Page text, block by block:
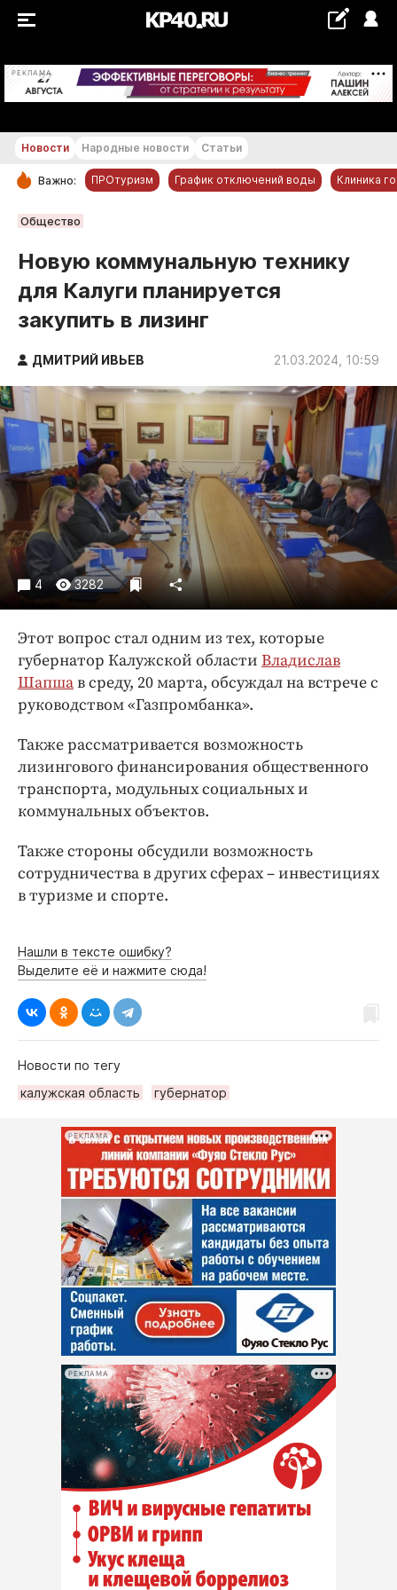
РЕКЛАМА +29...+30 °С
РУБРИКИ
Новости компаний
Статьи
Народные новости
Авто и транспорт
Благоустройство
Криминал
Культура
Недвижимость и ЖКХ
Образование
Общество
Погода
Праздники
Происшествия
Экономика и бизнес
ПРОЕКТЫ
Издания
Медиаперсона
Интересное чтиво
Клиника года
Бренд года
Работодатель года
Новости Народные новости Статьи
Важно: ПРОтуризм График отключений воды Клиника
Общество
Новую коммунальную технику
для Калуги планируется
закупить в лизинг
ДМИТРИЙ ИВЬЕВ 21.03.2024, 10:59
4 3282
Этот вопрос стал одним из тех, которые
губернатор Калужской области Владислав
Шапшав среду, 20 марта, обсуждал на встрече с
руководством «Газпромбанка».
Также рассматривается возможность
лизингового финансирования общественного
транспорта, модульных социальных и
коммунальных объектов.
Также стороны обсудили возможность
сотрудничества в других сферах – инвестициях
в туризме и спорте.
Нашли в тексте ошибку?
Выделите её и нажмите сюда!
Новости по тегу
калужская область
губернатор
РЕКЛАМА
РЕКЛАМА